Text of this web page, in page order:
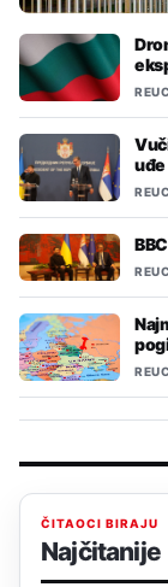
REUC
uđe
REUC
REUC
REUC
ČITAOCI BIRAJU
Najčitanije